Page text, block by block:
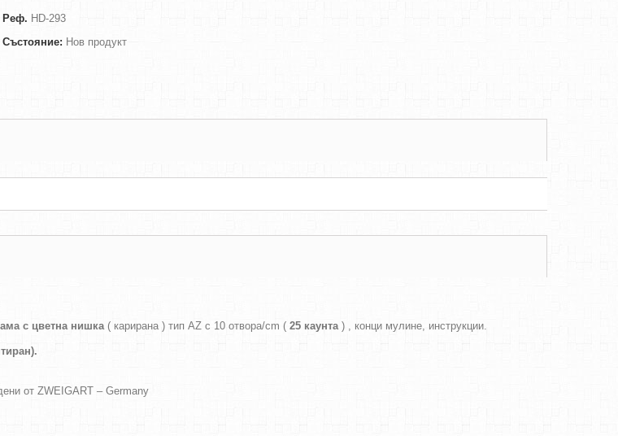
Реф. HD-293
Състояние: Нов продукт
с цветна нишка( карирана ) тип AZ с 10 отвора/cm ( 25 каунта) , конци мулине, инструкции.
от ZWEIGART – Germany